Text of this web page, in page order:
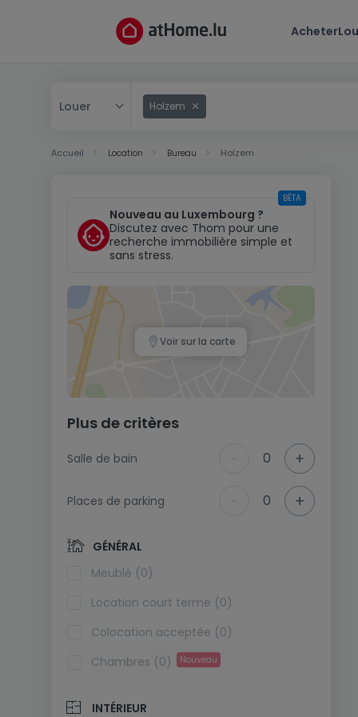
Acheter
Louer Holzem
Accueil Location Bureau Holzem
Nouveau au Luxembourg ?
Discutez avec Thom pour une
recherche immobilière simple et
sans stress.
BÊTA
Voir sur la carte
Plus de critères
Salle de bain 0 +
Places de parking 0 +
GÉNÉRAL
Meublé (0)
Location court terme (0)
Colocation acceptée (0)
Chambres (0)
Nouveau
INTÉRIEUR